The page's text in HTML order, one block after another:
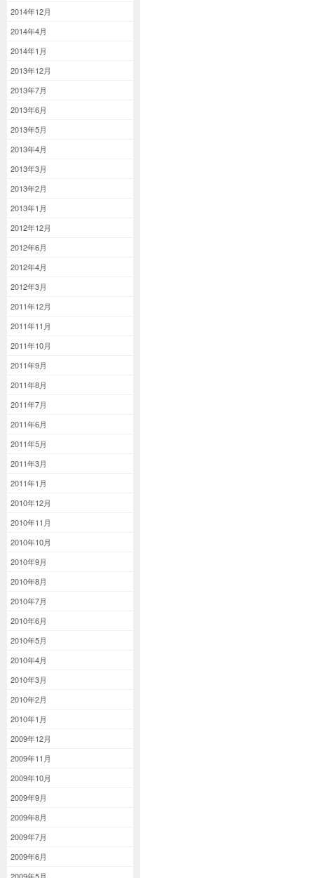
2014年12月
2014年4月
2014年1月
2013年12月
2013年7月
2013年6月
2013年5月
2013年4月
2013年3月
2013年2月
2013年1月
2012年12月
2012年6月
2012年4月
2012年3月
2011年12月
2011年11月
2011年10月
2011年9月
2011年8月
2011年7月
2011年6月
2011年5月
2011年3月
2011年1月
2010年12月
2010年11月
2010年10月
2010年9月
2010年8月
2010年7月
2010年6月
2010年5月
2010年4月
2010年3月
2010年2月
2010年1月
2009年12月
2009年11月
2009年10月
2009年9月
2009年8月
2009年7月
2009年6月